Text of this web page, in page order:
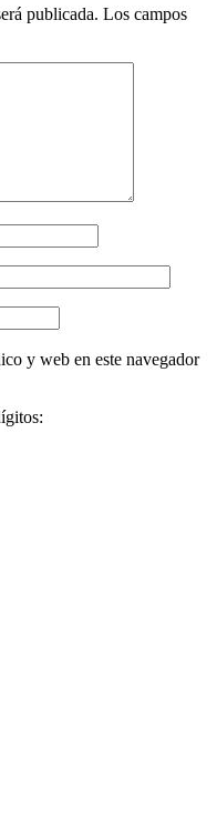
publicada. Los campos
y web en este navegador